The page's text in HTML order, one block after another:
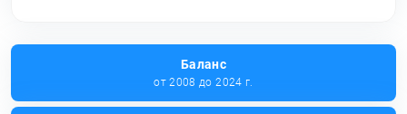
Баланс
от 2008 до 2024 г.